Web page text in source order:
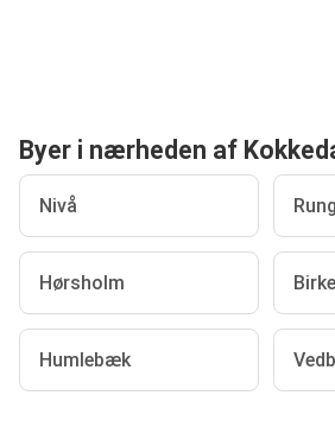
Byer i nærheden af
Nivå
Hørsholm
Humlebæk